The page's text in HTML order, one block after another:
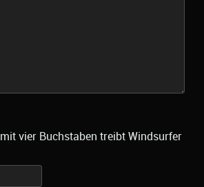
vier Buchstaben treibt Windsurfer